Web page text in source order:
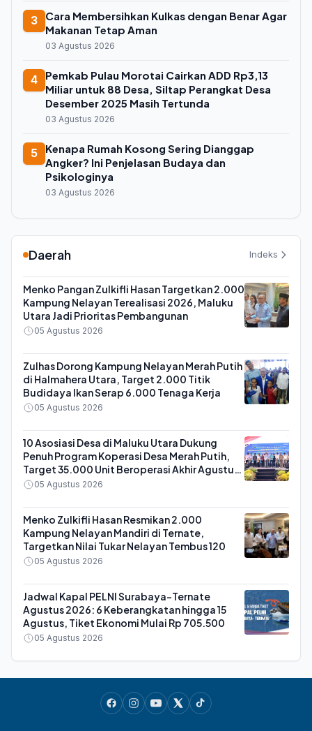
3
Cara Membersihkan Kulkas dengan Benar Agar
Makanan Tetap Aman
03 Agustus 2026
4
Pemkab Pulau Morotai Cairkan ADD Rp3,13
Miliar untuk 88 Desa, Siltap Perangkat Desa
Desember 2025 Masih Tertunda
03 Agustus 2026
5
Kenapa Rumah Kosong Sering Dianggap
Angker? Ini Penjelasan Budaya dan
Psikologinya
03 Agustus 2026
Daerah Indeks
Menko Pangan Zulkifli Hasan Targetkan 2.000
Kampung Nelayan Terealisasi 2026, Maluku
Utara Jadi Prioritas Pembangunan
05 Agustus 2026
Zulhas Dorong Kampung Nelayan Merah Putih
di Halmahera Utara, Target 2.000 Titik
Budidaya Ikan Serap 6.000 Tenaga Kerja
05 Agustus 2026
10 Asosiasi Desa di Maluku Utara Dukung
Penuh Program Koperasi Desa Merah Putih,
Target 35.000 Unit Beroperasi Akhir Agustus
202605 Agustus 2026
Menko Zulkifli Hasan Resmikan 2.000
Kampung Nelayan Mandiri di Ternate,
Targetkan Nilai Tukar Nelayan Tembus 120
05 Agustus 2026
Jadwal Kapal PELNI Surabaya-Ternate
Agustus 2026: 6 Keberangkatan hingga 15
Agustus, Tiket Ekonomi Mulai Rp 705.500
05 Agustus 2026